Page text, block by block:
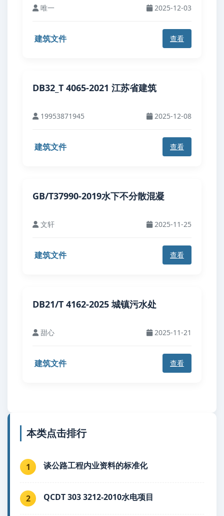
唯一 2025-12-03
建筑文件 查看
DB32_T 4065-2021 江苏省建筑
19953871945 2025-12-08
建筑文件 查看
GB/T37990-2019水下不分散混凝
文轩 2025-11-25
建筑文件 查看
DB21/T 4162-2025 城镇污水处
甜心 2025-11-21
建筑文件 查看
本类点击排行
1 谈公路工程内业资料的标准化
2 QCDT 303 3212-2010水电项目